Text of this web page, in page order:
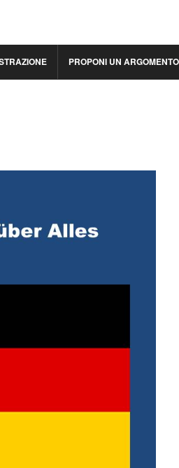
PROPONI UN ARGOMENTO